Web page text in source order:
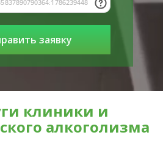
клиники и
алкоголизма